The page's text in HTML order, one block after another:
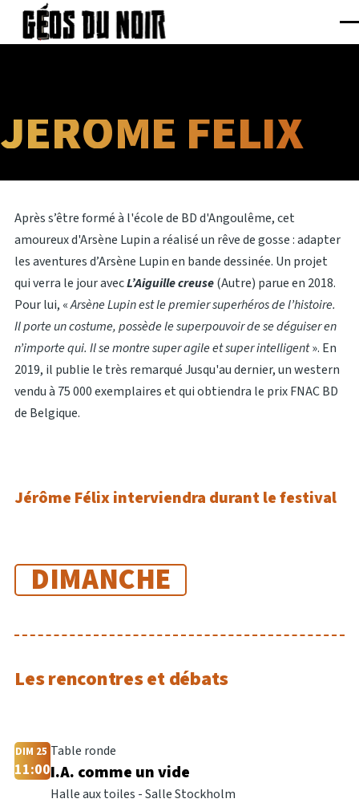
Aller au contenu principal
JÉRÔME FÉLIX
Après s’être formé à l'école de BD d'Angoulême, cet
amoureux d'Arsène Lupin a réalisé un rêve de gosse : adapter
les aventures d’Arsène Lupin en bande dessinée. Un projet
qui verra le jour avecL’Aiguille creuse(Autre) parue en 2018.
Pour lui, «Arsène Lupin est le premier superhéros de l’histoire.
Il porte un costume, possède le superpouvoir de se déguiser en
n’importe qui. Il se montre super agile et super intelligent». En
2019, il publie le très remarqué Jusqu'au dernier, un western
vendu à 75 000 exemplaires et qui obtiendra le prix FNAC BD
de Belgique.
Jérôme Félix interviendra durant le festival
DIMANCHE
Les rencontres et débats
DIM 25
11:00
Table ronde
I.A. comme un vide
Halle aux toiles - Salle Stockholm
Panneau de gestion des cookies